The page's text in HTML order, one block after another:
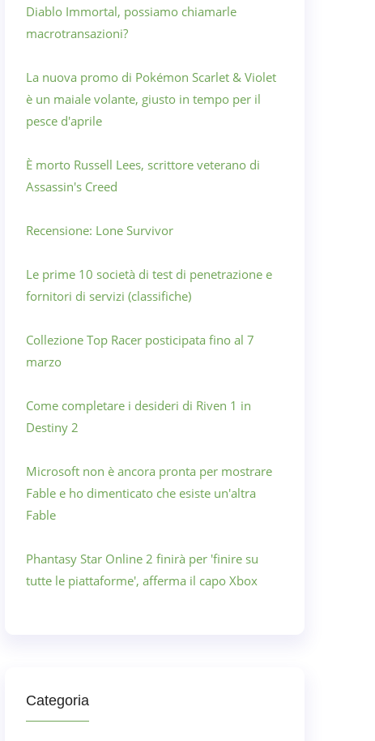
Diablo Immortal, possiamo chiamarle
macrotransazioni?
La nuova promo di Pokémon Scarlet & Violet
è un maiale volante, giusto in tempo per il
pesce d'aprile
È morto Russell Lees, scrittore veterano di
Assassin's Creed
Recensione: Lone Survivor
Le prime 10 società di test di penetrazione e
fornitori di servizi (classifiche)
Collezione Top Racer posticipata fino al 7
marzo
Come completare i desideri di Riven 1 in
Destiny 2
Microsoft non è ancora pronta per mostrare
Fable e ho dimenticato che esiste un'altra
Fable
Phantasy Star Online 2 finirà per 'finire su
tutte le piattaforme', afferma il capo Xbox
Categoria